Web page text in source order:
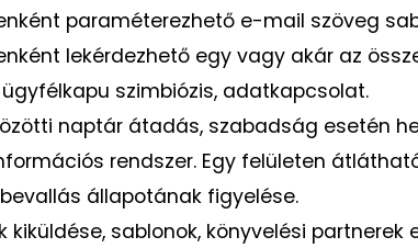
paraméterezhető e-mail szöveg
lekérdezhető egy vagy akár az
ügyfélkapu szimbiózis, adatkapcsolat.
naptár átadás, szabadság esetén
rendszer. Egy felületen
állapotának figyelése.
kiküldése, sablonok, könyvelési